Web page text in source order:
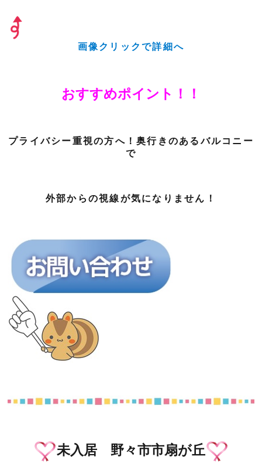
画像クリックで詳細へ
おすすめポイント！！
プライバシー重視の方へ！奥行きのあるバルコニー
で
外部からの視線が気になりません！
未入居 野々市市扇が丘